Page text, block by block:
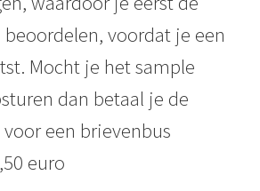
voordat je een
Mocht je het sample
dan betaal je de
een brievenbus
euro